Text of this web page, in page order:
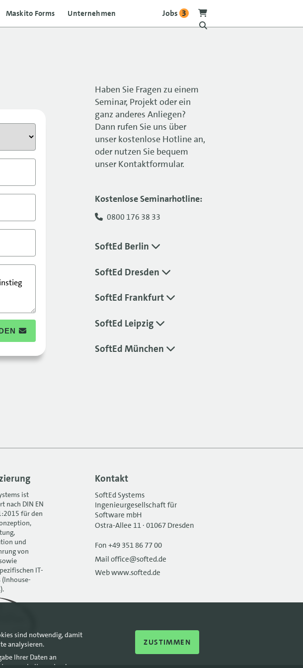
Jobs 3
Maskito Forms Unternehmen
Haben Sie Fragen zu einem
Seminar, Projekt oder ein
ganz anderes Anliegen?
Dann rufen Sie uns über
unser kostenlose Hotline an,
oder nutzen Sie bequem
unser Kontaktformular.
Kostenlose Seminarhotline:
0800 176 38 33
SoftEd Berlin
SoftEd Dresden
SoftEd Frankfurt
SoftEd Leipzig
SoftEd München
ist
nach DIN EN
für den
und
von
IT-
(Inhouse-
Kontakt
SoftEd Systems
Ingenieurgesellschaft für
Software mbH
Ostra-Allee 11 · 01067 Dresden
Fon +49 351 86 77 00
Mail office@softed.de
Web www.softed.de
sind notwendig, damit
analysieren.
Ihrer Daten an
ZUSTIMMEN